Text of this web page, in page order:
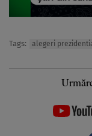
Tags: alegeri